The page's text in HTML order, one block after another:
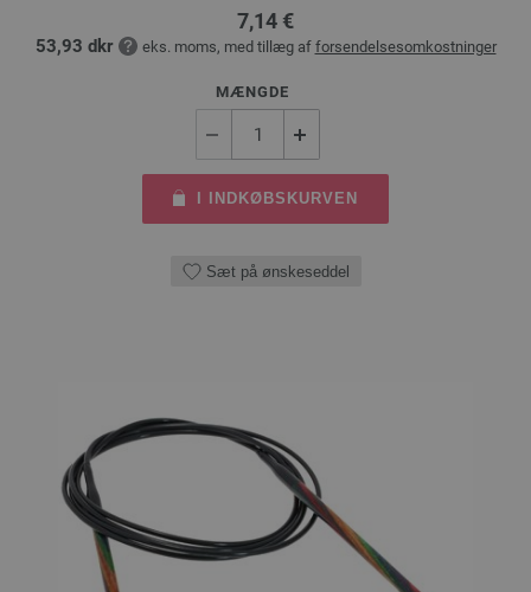
7,14 €
53,93 dkr eks. moms, med tillæg af forsendelsesomkostninger
MÆNGDE
I INDKØBSKURVEN
Sæt på ønskeseddel